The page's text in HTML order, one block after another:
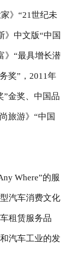
》“21世纪未
》中文版“中国
》“最具增长潜
奖”，2011年
”金奖、中国品
旅游》“中国
Where”的服
汽车消费文化
租赁服务品
汽车工业的发